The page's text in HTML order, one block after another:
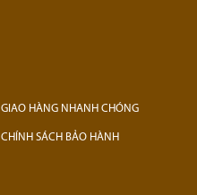
GIAO HÀNG NHANH CHÓNG
CHÍNH SÁCH BẢO HÀNH